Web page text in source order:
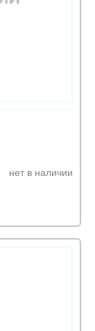
нет в наличии